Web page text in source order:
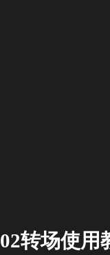
02转场使用